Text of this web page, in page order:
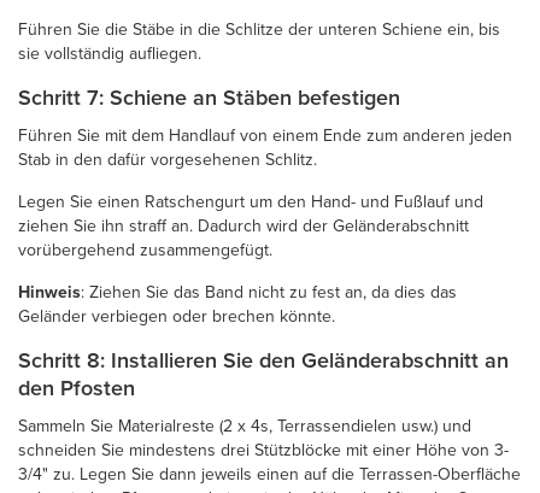
Führen Sie die Stäbe in die Schlitze der unteren Schiene ein, bis
sie vollständig aufliegen.
Schritt 7: Schiene an Stäben befestigen
Führen Sie mit dem Handlauf von einem Ende zum anderen jeden
Stab in den dafür vorgesehenen Schlitz.
Legen Sie einen Ratschengurt um den Hand- und Fußlauf und
ziehen Sie ihn straff an. Dadurch wird der Geländerabschnitt
vorübergehend zusammengefügt.
Hinweis: Ziehen Sie das Band nicht zu fest an, da dies das
Geländer verbiegen oder brechen könnte.
Schritt 8: Installieren Sie den Geländerabschnitt an
den Pfosten
Sammeln Sie Materialreste (2 x 4s, Terrassendielen usw.) und
schneiden Sie mindestens drei Stützblöcke mit einer Höhe von 3-
3/4" zu. Legen Sie dann jeweils einen auf die Terrassen-Oberfläche